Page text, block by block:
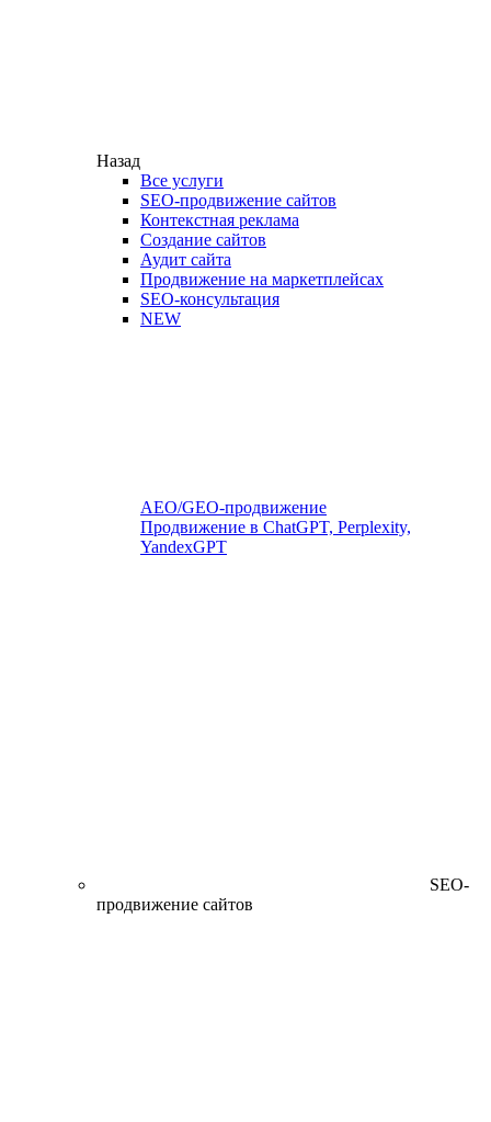
Назад
Все услуги
SEO-продвижение сайтов
Контекстная реклама
Создание сайтов
Аудит сайта
Продвижение на маркетплейсах
SEO-консультация
NEW
AEO/GEO-продвижение
Продвижение в ChatGPT, Perplexity,
YandexGPT
SEO-
продвижение сайтов